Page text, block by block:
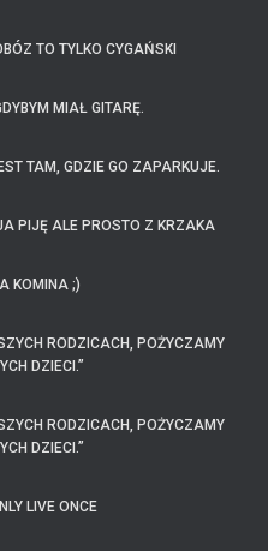
TO TYLKO CYGAŃSKI
MIAŁ GITARĘ.
TAM, GDZIE GO ZAPARKUJE.
PIJĘ ALE PROSTO Z KRZAKA
KOMINA ;)
RODZICACH, POŻYCZAMY
DZIECI.”
RODZICACH, POŻYCZAMY
DZIECI.”
LIVE ONCE